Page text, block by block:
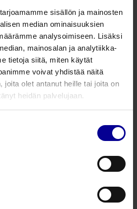
sisällön ja mainosten
median ominaisuuksien
analysoimiseen. Lisäksi
mainosalan ja analytiikka-
tietoja siitä, miten käytät
voivat yhdistää näitä
joita olet antanut heille tai joita on
heidän palvelujaan.
– kertakäyttöiset
-peitot​ ja -patjat
lämmittäminen
lämpöpuhallinjärjestelmä